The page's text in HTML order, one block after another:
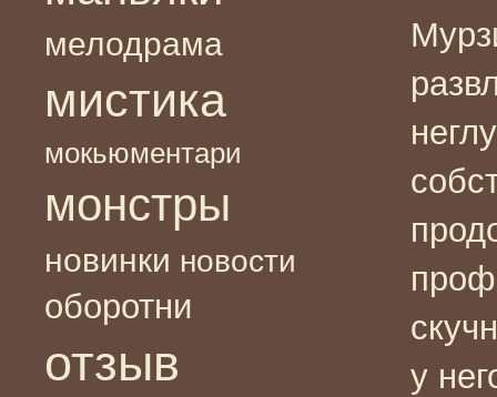
мелодрама
мистика
мокьюментари
монстры
новинки новости
оборотни
отзыв
у